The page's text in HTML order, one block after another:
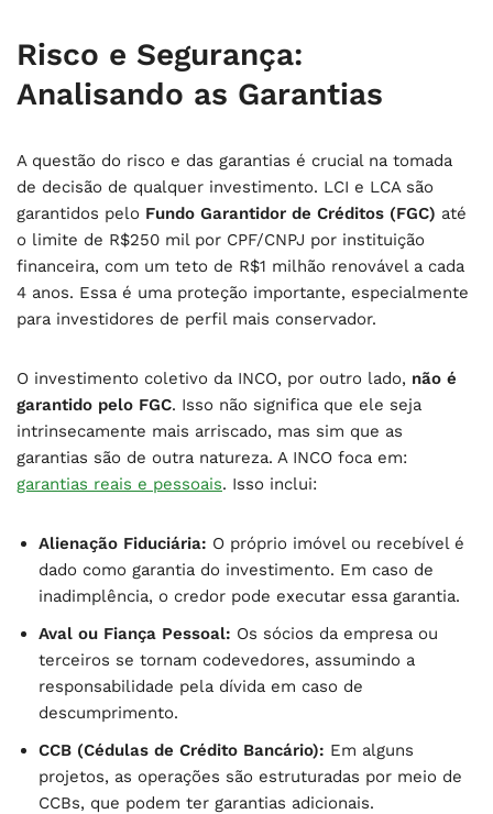
Risco e Segurança:
Analisando as Garantias
A questão do risco e das garantias é crucial na tomada
de decisão de qualquer investimento. LCI e LCA são
garantidos pelo Fundo Garantidor de Créditos (FGC) até
o limite de R$250 mil por CPF/CNPJ por instituição
financeira, com um teto de R$1 milhão renovável a cada
4 anos. Essa é uma proteção importante, especialmente
para investidores de perfil mais conservador.
O investimento coletivo da INCO, por outro lado, não é
garantido pelo FGC. Isso não significa que ele seja
intrinsecamente mais arriscado, mas sim que as
garantias são de outra natureza. A INCO foca em:
garantias reais e pessoais. Isso inclui:
Alienação Fiduciária: O próprio imóvel ou recebível é
dado como garantia do investimento. Em caso de
inadimplência, o credor pode executar essa garantia.
Aval ou Fiança Pessoal: Os sócios da empresa ou
terceiros se tornam codevedores, assumindo a
responsabilidade pela dívida em caso de
descumprimento.
CCB (Cédulas de Crédito Bancário): Em alguns
projetos, as operações são estruturadas por meio de
CCBs, que podem ter garantias adicionais.